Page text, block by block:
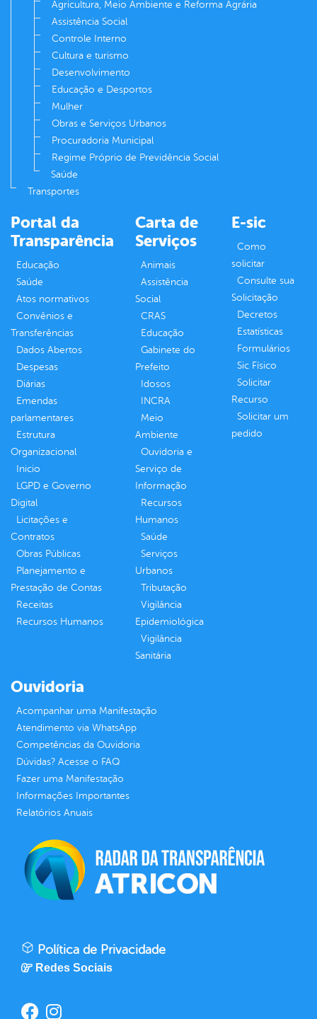
Agricultura, Meio Ambiente e Reforma Agrária
Assistência Social
Controle Interno
Cultura e turismo
Desenvolvimento
Educação e Desportos
Mulher
Obras e Serviços Urbanos
Procuradoria Municipal
Regime Próprio de Previdência Social
Saúde
Transportes
Portal da
Transparência
Educação
Saúde
Atos normativos
Convênios e
Transferências
Dados Abertos
Despesas
Diárias
Emendas
parlamentares
Estrutura
Organizacional
Inicio
LGPD e Governo
Digital
Licitações e
Contratos
Obras Públicas
Planejamento e
Prestação de Contas
Receitas
Recursos Humanos
Carta de
Serviços
Animais
Assistência
Social
CRAS
Educação
Gabinete do
Prefeito
Idosos
INCRA
Meio
Ambiente
Ouvidoria e
Serviço de
Informação
Recursos
Humanos
Saúde
Serviços
Urbanos
Tributação
Vigilância
Epidemiológica
Vigilância
Sanitária
E-sic
Como
solicitar
Consulte sua
Solicitação
Decretos
Estatísticas
Formulários
Sic Físico
Solicitar
Recurso
Solicitar um
pedido
Ouvidoria
Acompanhar uma Manifestação
Atendimento via WhatsApp
Competências da Ouvidoria
Dúvidas? Acesse o FAQ
Fazer uma Manifestação
Informações Importantes
Relatórios Anuais
Política de Privacidade
Redes Sociais